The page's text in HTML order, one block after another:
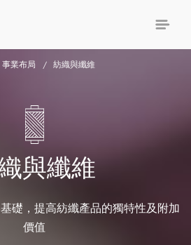
事業布局 紡織與纖維
與纖維
礎，提高紡纖產品的獨特性及附加
價值